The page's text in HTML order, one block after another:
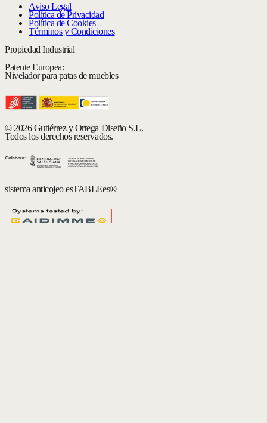
Aviso Legal
Política de Privacidad
Política de Cookies
Términos y Condiciones
Propiedad Industrial
Patente Europea:
Nivelador para patas de muebles
© 2026 Gutiérrez y Ortega Diseño S.L.
Todos los derechos reservados.
sistema anticojeo esTABLEes®